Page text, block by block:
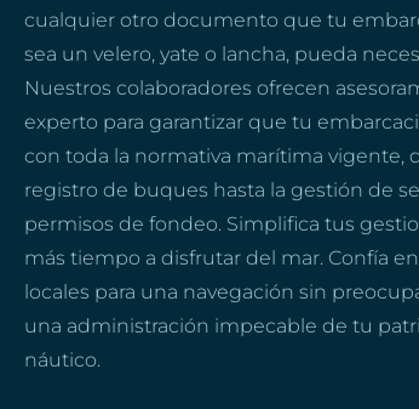
cualquier otro documento que tu
sea un velero, yate o lancha, pueda
Nuestros colaboradores ofrecen
experto para garantizar que tu
con toda la normativa marítima vigente,
registro de buques hasta la gestión de
permisos de fondeo. Simplifica tus
más tiempo a disfrutar del mar. Confía
locales para una navegación sin
una administración impecable de tu
náutico.